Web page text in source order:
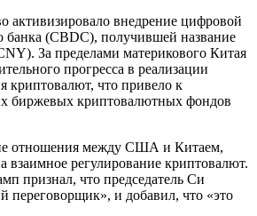
активизировало внедрение цифровой
банка (CBDC), получившей название
За пределами материкового Китая
прогресса в реализации
криптовалют, что привело к
биржевых криптовалютных фондов
отношения между США и Китаем,
взаимное регулирование криптовалют.
признал, что председатель Си
и добавил, что «это